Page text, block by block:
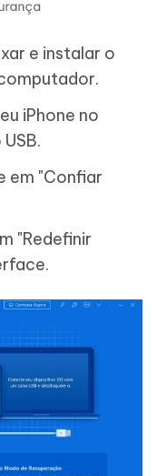
e instalar o
iPhone no
em "Confiar
"Redefinir